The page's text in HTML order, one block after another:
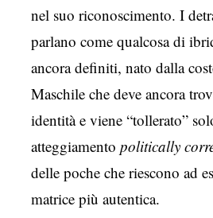
nel suo riconoscimento. I
parlano come qualcosa di
ancora definiti, nato dalla
Maschile che deve ancora
identità e viene “tollerato”
atteggiamento politically
delle poche che riescono ad
matrice più autentica.